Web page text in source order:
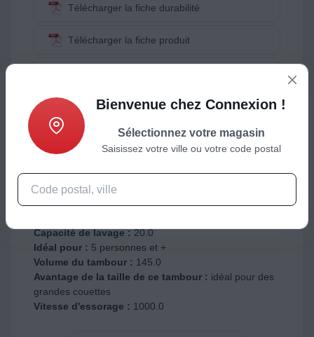
Télécharger la fiche durabilité
Télécharger la fiche produit
DISPO. DES PIÈCES DÉTACHÉES : 14 ANS
Installation
Capacité de lavage :20.0
Idéal pour : 5 personnes et +
Volume du tambour : 145.0
Avantage de la taille de ce tambour : idéal pour des
grandes couettes
Vitesse d'essorage : 1000.0
Bienvenue chez Connexion !
Sélectionnez votre magasin
Saisissez votre ville ou votre code postal